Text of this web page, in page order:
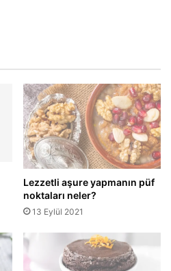
Lezzetli aşure yapmanın püf
noktaları neler?
13 Eylül 2021